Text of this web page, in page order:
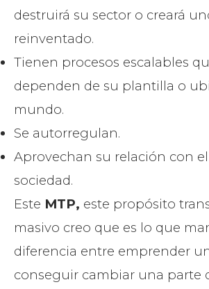
destruirá su sector o creará
reinventado.
Tienen procesos escalables
dependen de su plantilla o
mundo.
Se autorregulan.
Aprovechan su relación con
sociedad.
Este MTP, este propósito
masivo creo que es lo que
diferencia entre emprender
conseguir cambiar una parte